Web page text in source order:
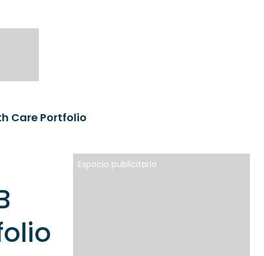
Care Portfolio
Espacio publicitario